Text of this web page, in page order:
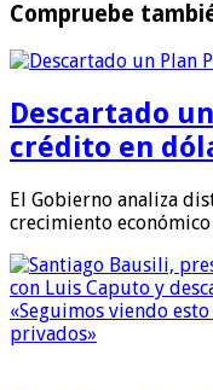
Compruebe
Descartado
crédito en
El Gobierno analiza
crecimiento